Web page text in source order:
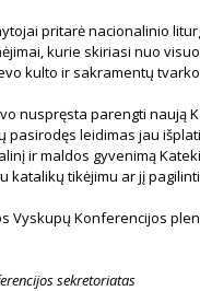
pritarė nacionalinio
kurie skiriasi nuo
kulto ir sakramentų
nuspręsta parengti naują
pasirodęs leidimas jau
ir maldos gyvenimą
katalikų tikėjimu ar jį
Vyskupų Konferencijos
sekretoriatas